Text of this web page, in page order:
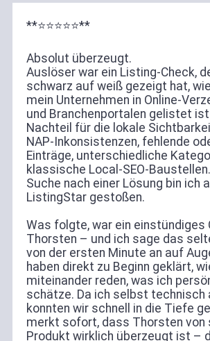
**⭐⭐⭐⭐⭐**
Absolut überzeugt.
Auslöser war ein Listing-Check,
schwarz auf weiß gezeigt hat,
mein Unternehmen in Online-
und Branchenportalen gelistet
Nachteil für die lokale
NAP-Inkonsistenzen, fehlende
Einträge, unterschiedliche
klassische Local-SEO-
Suche nach einer Lösung bin ich
ListingStar gestoßen.
Was folgte, war ein einstündiges
Thorsten – und ich sage das
von der ersten Minute an auf
haben direkt zu Beginn geklärt,
miteinander reden, was ich
schätze. Da ich selbst technisch
konnten wir schnell in die Tiefe
merkt sofort, dass Thorsten von
Produkt wirklich überzeugt ist –